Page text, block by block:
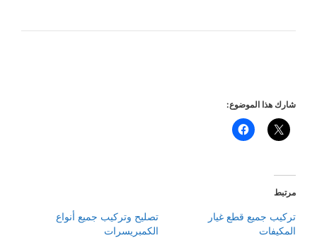
شارك هذا الموضوع:
مرتبط
تركيب جميع قطع غيار
المكيفات
تصليح وتركيب جميع أنواع
الكمبريسرات